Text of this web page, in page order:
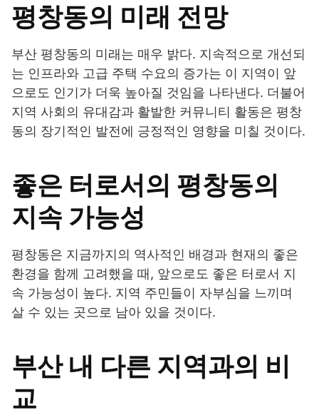
평창동의 미래 전망
부산 평창동의 미래는 매우 밝다. 지속적으로 개선되
는 인프라와 고급 주택 수요의 증가는 이 지역이 앞
으로도 인기가 더욱 높아질 것임을 나타낸다. 더불어
지역 사회의 유대감과 활발한 커뮤니티 활동은 평창
동의 장기적인 발전에 긍정적인 영향을 미칠 것이다.
좋은 터로서의 평창동의
지속 가능성
평창동은 지금까지의 역사적인 배경과 현재의 좋은
환경을 함께 고려했을 때, 앞으로도 좋은 터로서 지
속 가능성이 높다. 지역 주민들이 자부심을 느끼며
살 수 있는 곳으로 남아 있을 것이다.
부산 내 다른 지역과의 비
교